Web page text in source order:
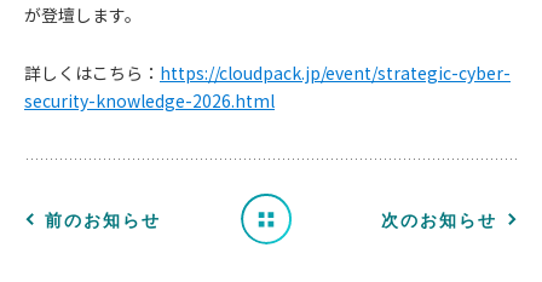
が登壇します。
詳しくはこちら： https://cloudpack.jp/event/strategic-cyber-
security-knowledge-2026.html
前のお知らせ
ら
せ
一 次のお知らせ